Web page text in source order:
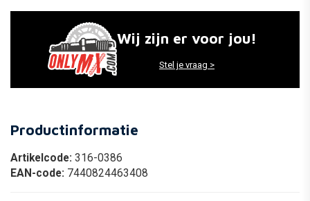
Wij zijn er voor jou!
Stel je vraag >
Productinformatie
Artikelcode: 316-0386
EAN-code: 7440824463408